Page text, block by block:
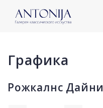
Графика
Рожкалнс